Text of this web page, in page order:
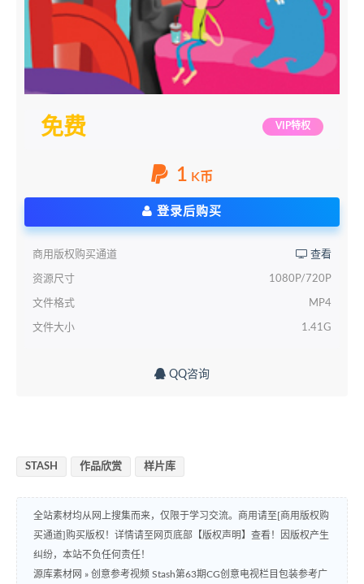
免费 VIP特权
1 K币
登录后购买
商用版权购买通道 查看
资源尺寸 1080P/720P
文件格式 MP4
文件大小 1.41G
QQ咨询
STASH 作品欣赏 样片库
全站素材均从网上搜集而来，仅限于学习交流。商用请至[商用版权购
买通道]购买版权！详情请至网页底部【版权声明】查看！因版权产生
纠纷，本站不负任何责任！
源库素材网 » 创意参考视频 Stash第63期CG创意电视栏目包装参考广